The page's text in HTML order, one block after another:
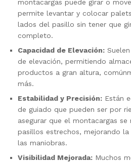
montacargas puede girar o
permite levantar y colocar
lados del pasillo sin tener que
completo.
Capacidad de Elevación:
de elevación, permitiendo
productos a gran altura,
más.
Estabilidad y Precisión: Están
de guiado que pueden ser por
asegurar que el montacargas
pasillos estrechos, mejorando
las maniobras.
Visibilidad Mejorada: Muchos